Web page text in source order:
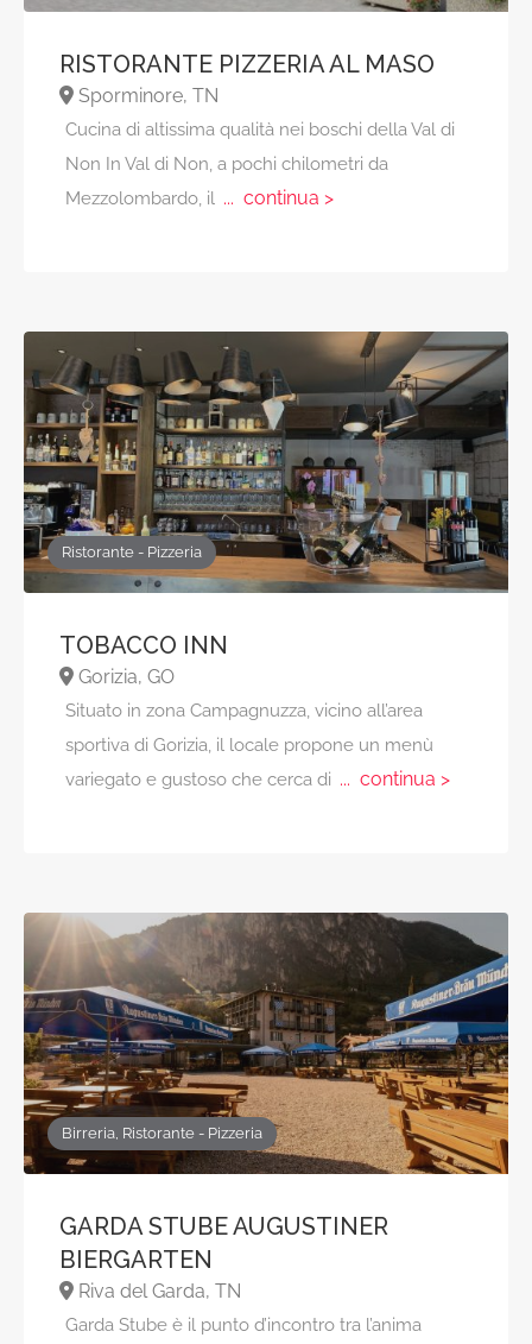
RISTORANTE PIZZERIA AL MASO
Sporminore, TN
Cucina di altissima qualità nei boschi della Val di
Non In Val di Non, a pochi chilometri da
Mezzolombardo, il... continua >
Ristorante - Pizzeria
TOBACCO INN
Gorizia, GO
Situato in zona Campagnuzza, vicino all’area
sportiva di Gorizia, il locale propone un menù
variegato e gustoso che cerca di ... continua >
Birreria, Ristorante - Pizzeria
GARDA STUBE AUGUSTINER
BIERGARTEN
Riva del Garda, TN
Garda Stube è il punto d’incontro tra l’anima